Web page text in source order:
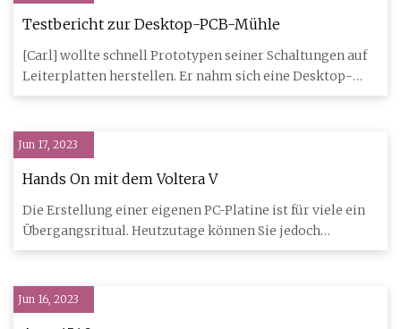
Testbericht zur Desktop-PCB-Mühle
[Carl] wollte schnell Prototypen seiner Schaltungen auf
Leiterplatten herstellen. Er nahm sich eine Desktop-
Leiterplat
Jun 17, 2023
Hands On mit dem Voltera V
Die Erstellung einer eigenen PC-Platine ist für viele ein
Übergangsritual. Heutzutage können Sie jedoch
supergünstige
Jun 16, 2023